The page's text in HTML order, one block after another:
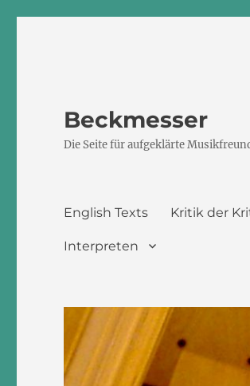
Beckmesser
Die Seite für aufgeklärte
English Texts Kritik der
Interpreten